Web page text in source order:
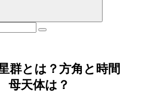
群とは？方角と時間
天体は？